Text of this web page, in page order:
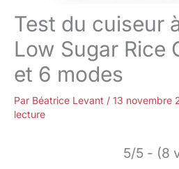
Test du cuiseur
Low Sugar Rice
et 6 modes
Par Béatrice Levant / 13 novembre
lecture
5/5 - (8